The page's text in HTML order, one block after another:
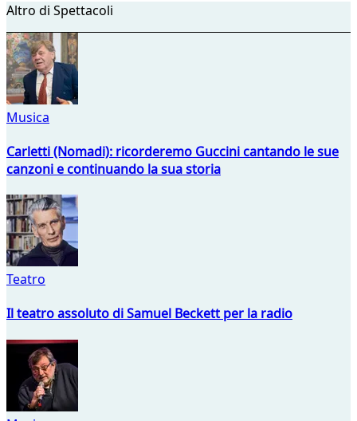
Altro di Spettacoli
Musica
Carletti (Nomadi): ricorderemo Guccini cantando le sue
canzoni e continuando la sua storia
Teatro
Il teatro assoluto di Samuel Beckett per la radio